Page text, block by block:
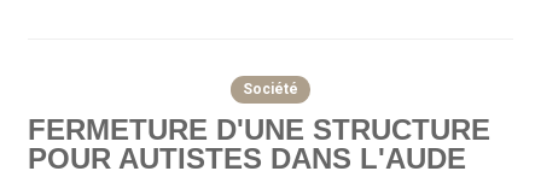
Société
FERMETURE D'UNE STRUCTURE
POUR AUTISTES DANS L'AUDE